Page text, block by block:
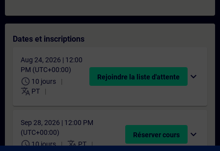
Dates et inscriptions
Aug 24, 2026 | 12:00
PM (UTC+00:00)
schedule 10 jours
translate PT
Rejoindre la liste d'attente expand_more
Sep 28, 2026 | 12:00 PM
(UTC+00:00)
schedule10 jours translatePT
Réserver cours expand_more